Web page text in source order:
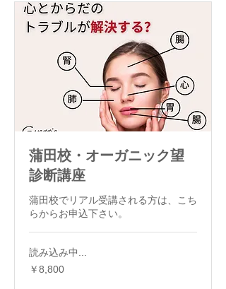
蒲田校・オーガニック望
診断講座
蒲田校でリアル受講される方は、こち
らからお申込下さい。
読み込み中...
8,800
円
￥8,800